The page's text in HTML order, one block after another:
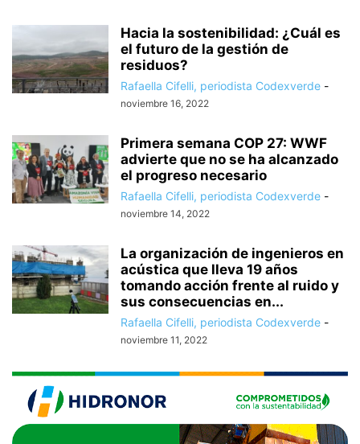
Hacia la sostenibilidad: ¿Cuál es
el futuro de la gestión de
residuos?
Rafaella Cifelli, periodista Codexverde -
noviembre 16, 2022
Primera semana COP 27: WWF
advierte que no se ha alcanzado
el progreso necesario
Rafaella Cifelli, periodista Codexverde -
noviembre 14, 2022
La organización de ingenieros en
acústica que lleva 19 años
tomando acción frente al ruido y
sus consecuencias en...
Rafaella Cifelli, periodista Codexverde -
noviembre 11, 2022